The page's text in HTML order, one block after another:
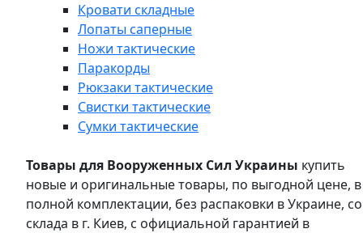
Кровати складные
Лопаты саперные
Ножи тактические
Паракорды
Рюкзаки тактические
Свистки тактические
Сумки тактические
Товары для Вооруженных Сил Украины купить
новые и оригинальные товары, по выгодной цене, в
полной комплектации, без распаковки в Украине, со
склада в г. Киев, с официальной гарантией в